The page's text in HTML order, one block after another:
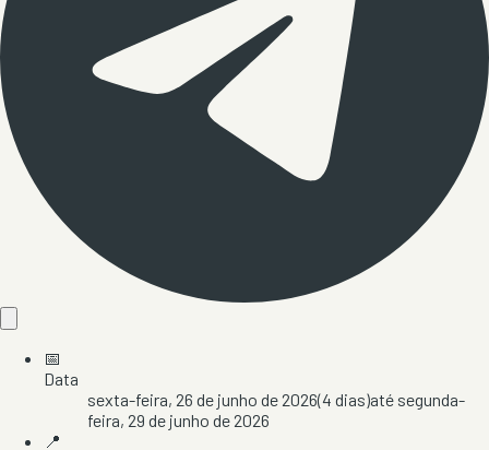
📅
Data
sexta-feira, 26 de junho de 2026(4 dias)até segunda-
feira, 29 de junho de 2026
📍